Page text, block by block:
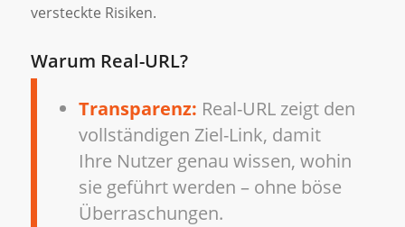
versteckte Risiken.
Warum Real-URL?
Transparenz: Real-URL zeigt den
vollständigen Ziel-Link, damit
Ihre Nutzer genau wissen, wohin
sie geführt werden – ohne böse
Überraschungen.